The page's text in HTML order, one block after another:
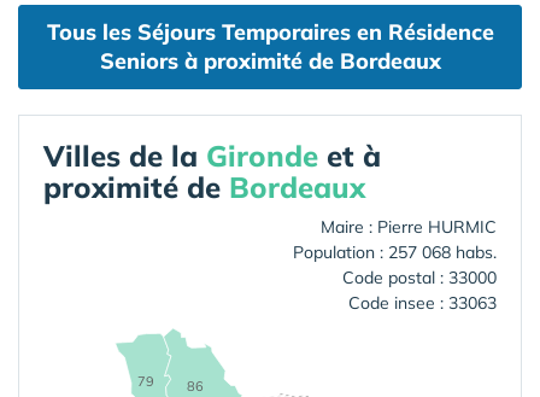
Tous les Séjours Temporaires en Résidence
Seniors à proximité de Bordeaux
Villes de la Gironde et à
proximité de Bordeaux
Maire : Pierre HURMIC
Population : 257 068 habs.
Code postal : 33000
Code insee : 33063
79 86